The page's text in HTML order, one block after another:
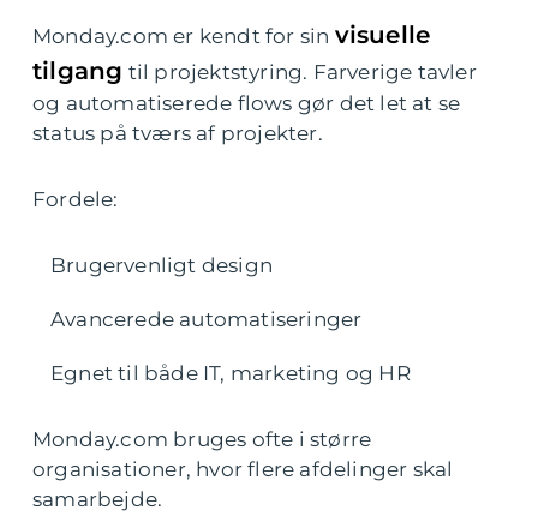
Monday.com er kendt for sin visuelle
tilgang til projektstyring. Farverige tavler
og automatiserede flows gør det let at se
status på tværs af projekter.
Fordele:
Brugervenligt design
Avancerede automatiseringer
Egnet til både IT, marketing og HR
Monday.com bruges ofte i større
organisationer, hvor flere afdelinger skal
samarbejde.